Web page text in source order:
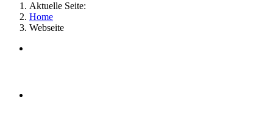
Aktuelle Seite:
Home
Webseite